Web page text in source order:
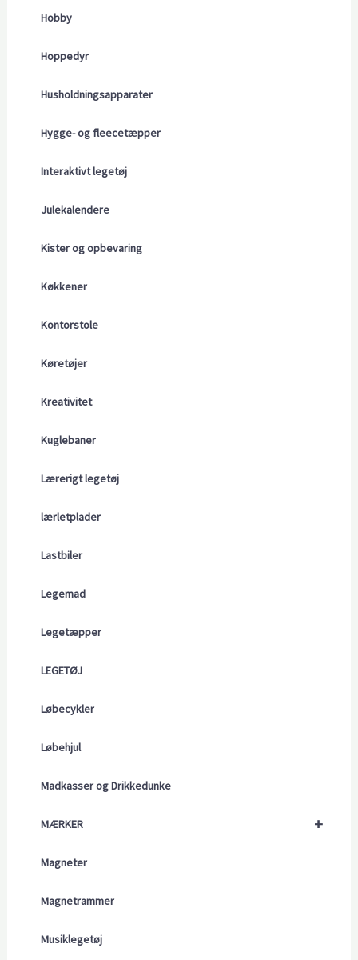
Hobby
Hoppedyr
Husholdningsapparater
Hygge- og fleecetæpper
Interaktivt legetøj
Julekalendere
Kister og opbevaring
Køkkener
Kontorstole
Køretøjer
Kreativitet
Kuglebaner
Lærerigt legetøj
lærletplader
Lastbiler
Legemad
Legetæpper
LEGETØJ
Løbecykler
Løbehjul
Madkasser og Drikkedunke
+
MÆRKER
Magneter
Magnetrammer
Musiklegetøj